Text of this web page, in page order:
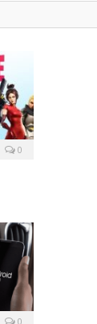
0
0